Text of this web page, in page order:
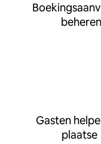
beheren
Gasten
plaatse